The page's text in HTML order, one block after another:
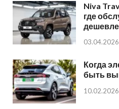
Niva
где
дешевле
03.04.2026
Когда
быть
10.02.2026